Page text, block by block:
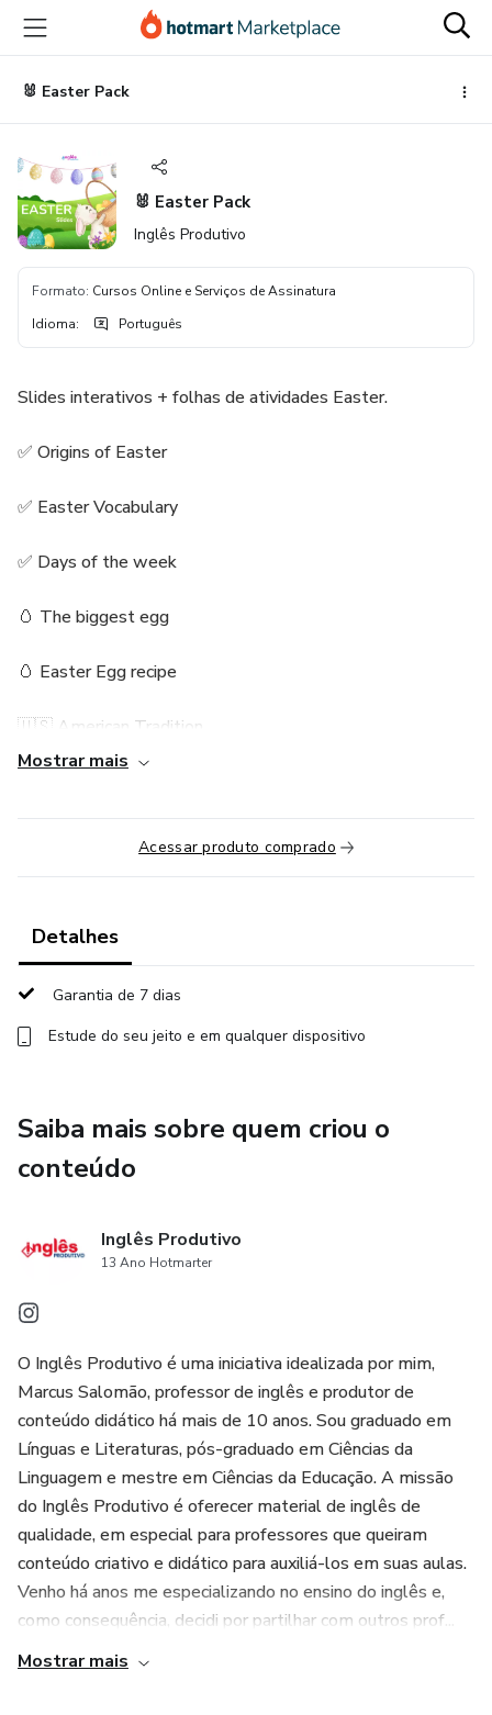
para
conteúdo
principal
para
pagamento
para
rodapé🐰 Easter Pack
🐰 Easter Pack
Inglês Produtivo
Formato: Cursos Online e Serviços de Assinatura
Idioma: Português
Slides interativos + folhas de atividades Easter.
✅ Origins of Easter
✅ Easter Vocabulary
✅ Days of the week
🥚 The biggest egg
🥚 Easter Egg recipe
🇺🇸 American Tradition
🇧🇷 Brazilian Tradition
📘Multiple Choice
📘Comparative
Mostrar mais
Acessar produto comprado
Detalhes
Garantia de 7 dias
Estude do seu jeito e em qualquer dispositivo
Saiba mais sobre quem criou o
conteúdo
Inglês Produtivo
13 Ano Hotmarter
O Inglês Produtivo é uma iniciativa idealizada por mim,
Marcus Salomão, professor de inglês e produtor de
conteúdo didático há mais de 10 anos. Sou graduado em
Línguas e Literaturas, pós-graduado em Ciências da
Linguagem e mestre em Ciências da Educação. A missão
do Inglês Produtivo é oferecer material de inglês de
qualidade, em especial para professores que queiram
conteúdo criativo e didático para auxiliá-los em suas aulas.
Venho há anos me especializando no ensino do inglês e,
como consequência, decidi por partilhar com outros prof...
Mostrar mais